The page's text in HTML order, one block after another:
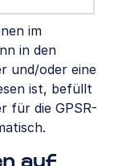
im
in den
und/oder eine
ist, befüllt
für die GPSR-
auf